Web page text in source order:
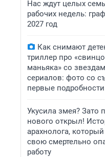
Нас ждут целых
рабочих недель:
2027 год
Как снимают
триллер про
маньяка» со
сериалов: фото со
первые подробности
Укусила змея? Зато
нового открыл!
арахнолога,
свою смертельно
работу